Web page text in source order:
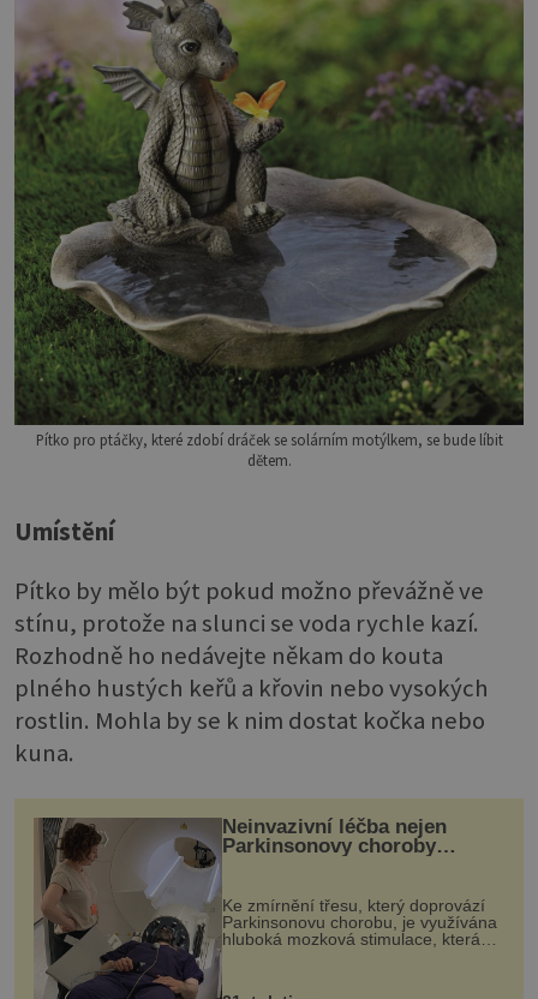
Pítko pro ptáčky, které zdobí dráček se solárním motýlkem, se bude líbit
dětem.
Umístění
Pítko by mělo být pokud možno převážně ve
stínu, protože na slunci se voda rychle kazí.
Rozhodně ho nedávejte někam do kouta
plného hustých keřů a křovin nebo vysokých
rostlin. Mohla by se k nim dostat kočka nebo
kuna.
Neinvazivní léčba nejen
Parkinsonovy choroby
Ke zmírnění třesu, který doprovází
Parkinsonovu chorobu, je využívána
hluboká mozková stimulace, která
však vyžaduje vysoce invazivní
zákrok. Ultrazvuk zase není vhodný
k dostatečně přesnému zacílení ...